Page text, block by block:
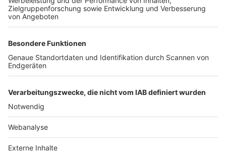
TOP-PARTNER
Nutzungsbedingungen Datenschutz Impressum